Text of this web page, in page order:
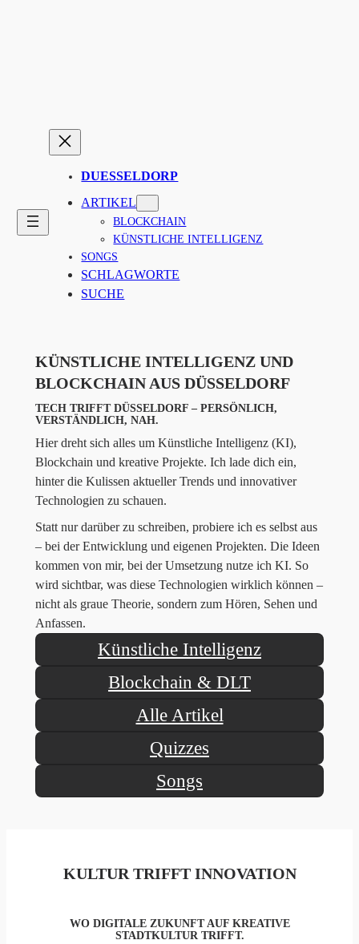
DUESSELDORP
ARTIKEL
BLOCKCHAIN
KÜNSTLICHE INTELLIGENZ
SONGS
SCHLAGWORTE
SUCHE
KÜNSTLICHE INTELLIGENZ UND
BLOCKCHAIN AUS DÜSSELDORF
TECH TRIFFT DÜSSELDORF – PERSÖNLICH,
VERSTÄNDLICH, NAH.
Hier dreht sich alles um Künstliche Intelligenz (KI),
Blockchain und kreative Projekte. Ich lade dich ein,
hinter die Kulissen aktueller Trends und innovativer
Technologien zu schauen.
Statt nur darüber zu schreiben, probiere ich es selbst aus
– bei der Entwicklung und eigenen Projekten. Die Ideen
kommen von mir, bei der Umsetzung nutze ich KI. So
wird sichtbar, was diese Technologien wirklich können –
nicht als graue Theorie, sondern zum Hören, Sehen und
Anfassen.
Künstliche Intelligenz
Blockchain & DLT
Alle Artikel
Quizzes
Songs
KULTUR TRIFFT INNOVATION
WO DIGITALE ZUKUNFT AUF KREATIVE
STADTKULTUR TRIFFT.